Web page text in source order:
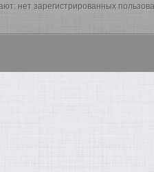
нет зарегистрированных